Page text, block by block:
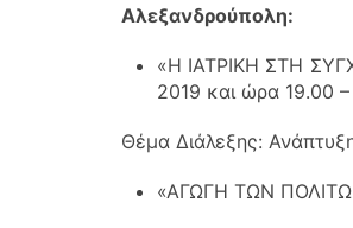
Αλεξανδρούπολη:
«Η ΙΑΤΡΙΚΗ ΣΤΗ
2019 και ώρα 19.00 –
Θέμα Διάλεξης:
«ΑΓΩΓΗ ΤΩΝ